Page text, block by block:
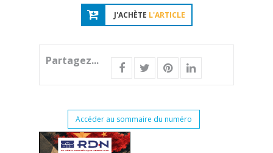
J'ACHÈTE L'ARTICLE
Partagez...
Accéder au sommaire du numéro